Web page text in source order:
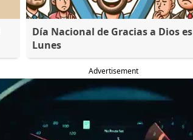
Día Nacional de Gracias a Dios es
Lunes
Advertisement